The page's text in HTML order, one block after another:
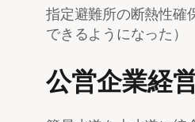
指定避難所の断熱性確
できるようになった）
公営企業経